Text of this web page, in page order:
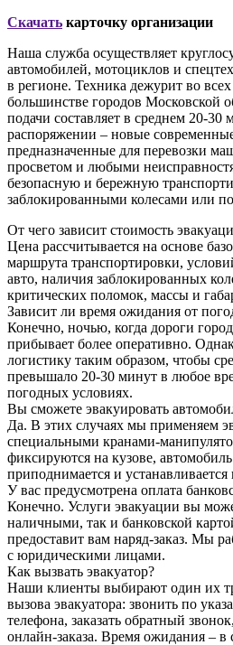
Скачать карточку организации
Наша служба осуществляет
автомобилей, мотоциклов и
в регионе. Техника дежурит во
большинстве городов Московской
подачи составляет в среднем 20-
распоряжении – новые
предназначенные для перевозки
просветом и любыми
безопасную и бережную
заблокированными колесами или
От чего зависит стоимость
Цена рассчитывается на основе
маршрута транспортировки,
авто, наличия заблокированных
критических поломок, массы и
Зависит ли время ожидания от
Конечно, ночью, когда дороги
прибывает более оперативно.
логистику таким образом, чтобы
превышало 20-30 минут в любое
погодных условиях.
Вы сможете эвакуировать
Да. В этих случаях мы применяем
специальными кранами-
фиксируются на кузове,
приподнимается и
У вас предусмотрена оплата
Конечно. Услуги эвакуации вы
наличными, так и банковской
предоставит вам наряд-заказ. Мы
с юридическими лицами.
Как вызвать эвакуатор?
Наши клиенты выбирают один их
вызова эвакуатора: звонить по
телефона, заказать обратный
онлайн-заказа. Время ожидания – в